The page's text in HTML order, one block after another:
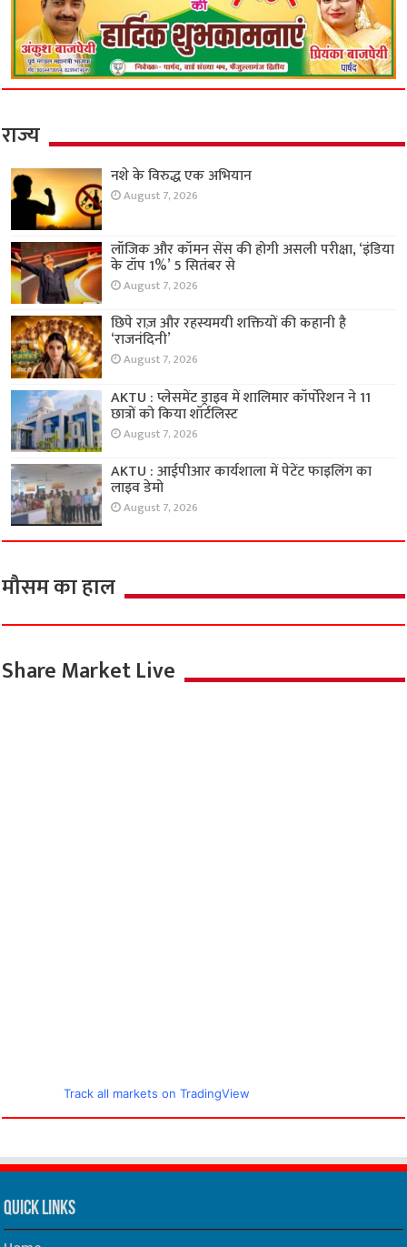
राज्य
नशे के विरुद्ध एक अभियान
August 7, 2026
लॉजिक और कॉमन सेंस की होगी असली परीक्षा, ‘इंडिया
के टॉप 1%’ 5 सितंबर से
August 7, 2026
छिपे राज़ और रहस्यमयी शक्तियों की कहानी है
‘राजनंदिनी’
August 7, 2026
AKTU : प्लेसमेंट ड्राइव में शालिमार कॉर्पोरेशन ने 11
छात्रों को किया शॉर्टलिस्ट
August 7, 2026
AKTU : आईपीआर कार्यशाला में पेटेंट फाइलिंग का
लाइव डेमो
August 7, 2026
मौसम का हाल
Share Market Live
Track all markets on TradingView
Quick Links